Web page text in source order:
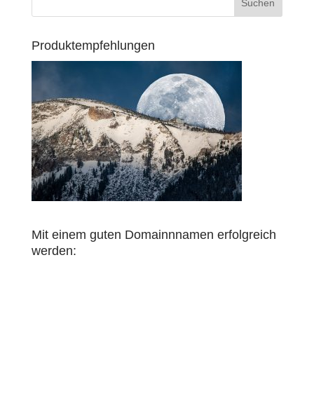
Produktempfehlungen
Mit einem guten Domainnnamen erfolgreich
werden: